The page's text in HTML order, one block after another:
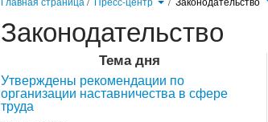
Законодательство
Тема дня
Утверждены рекомендации по
организации наставничества в сфере
труда